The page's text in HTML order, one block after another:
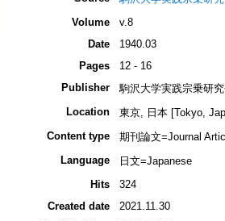
Volume
v.8
Date
1940.03
Pages
12 - 16
Publisher
駒沢大学実践宗乗研
Location
東京, 日本 [Tokyo,
Content type
期刊論文=Journal
Language
日文=Japanese
Hits
324
Created date
2021.11.30